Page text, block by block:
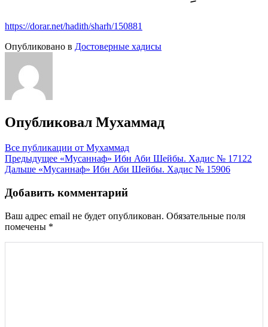
https://dorar.net/hadith/sharh/150881
Опубликовано в Достоверные хадисы
Опубликовал Мухаммад
Все публикации от Мухаммад
Навигация
по
записям
Предыдущее «Мусаннаф» Ибн Аби Шейбы. Хадис № 17122
Дальше «Мусаннаф» Ибн Аби Шейбы. Хадис № 15906
Добавить комментарий
Ваш адрес email не будет опубликован. Обязательные поля
помечены *